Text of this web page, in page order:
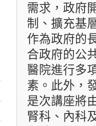
需求，政府
制、擴充基
作為政府的
合政府的公
醫院進行多
素。此外，
是次講座將
腎科、內科